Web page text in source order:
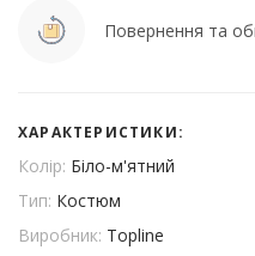
Повернення та
ХАРАКТЕРИСТИКИ:
Колір: Біло-м'ятний
Тип: Костюм
Виробник: Topline